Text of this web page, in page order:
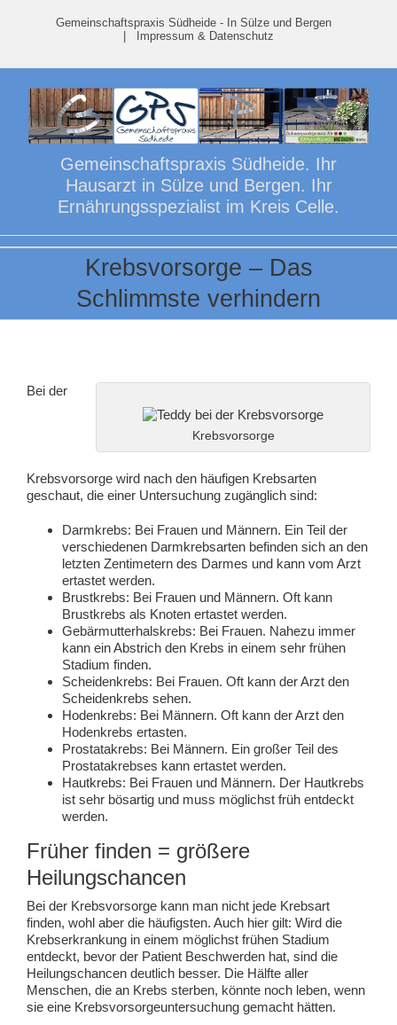
Gemeinschaftspraxis Südheide - In Sülze und Bergen
Impressum & Datenschutz
Gemeinschaftspraxis Südheide. Ihr
Hausarzt in Sülze und Bergen. Ihr
Ernährungsspezialist im Kreis Celle.
Krebsvorsorge – Das
Schlimmste verhindern
Krebsvorsorge
Bei der
Krebsvorsorge wird nach den häufigen Krebsarten
geschaut, die einer Untersuchung zugänglich sind:
Darmkrebs: Bei Frauen und Männern. Ein Teil der
verschiedenen Darmkrebsarten befinden sich an den
letzten Zentimetern des Darmes und kann vom Arzt
ertastet werden.
Brustkrebs: Bei Frauen und Männern. Oft kann
Brustkrebs als Knoten ertastet werden.
Gebärmutterhalskrebs: Bei Frauen. Nahezu immer
kann ein Abstrich den Krebs in einem sehr frühen
Stadium finden.
Scheidenkrebs: Bei Frauen. Oft kann der Arzt den
Scheidenkrebs sehen.
Hodenkrebs: Bei Männern. Oft kann der Arzt den
Hodenkrebs ertasten.
Prostatakrebs: Bei Männern. Ein großer Teil des
Prostatakrebses kann ertastet werden.
Hautkrebs: Bei Frauen und Männern. Der Hautkrebs
ist sehr bösartig und muss möglichst früh entdeckt
werden.
Früher finden = größere
Heilungschancen
Bei der Krebsvorsorge kann man nicht jede Krebsart
finden, wohl aber die häufigsten. Auch hier gilt: Wird die
Krebserkrankung in einem möglichst frühen Stadium
entdeckt, bevor der Patient Beschwerden hat, sind die
Heilungschancen deutlich besser. Die Hälfte aller
Menschen, die an Krebs sterben, könnte noch leben, wenn
sie eine Krebsvorsorgeuntersuchung gemacht hätten.